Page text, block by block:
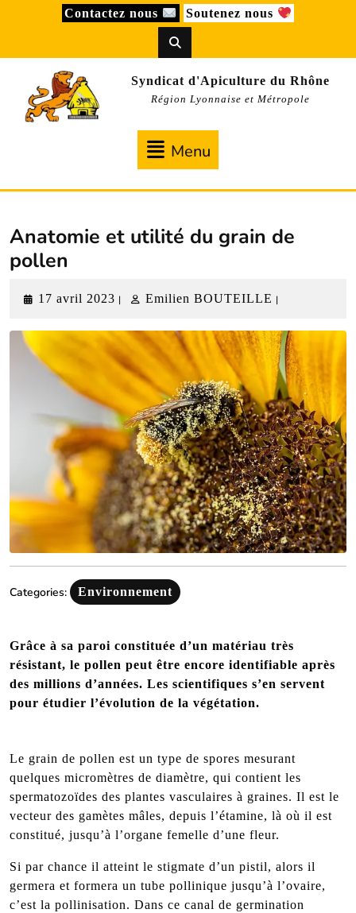
Contactez nous Soutenez nous
Syndicat d'Apiculture du Rhône
Région Lyonnaise et Métropole
Menu
Anatomie et utilité du grain de
pollen
17 avril 2023 17
2023
| Emilien BOUTEILLE Emilien
|
Categories: Environnement
Grâce à sa paroi constituée d’un matériau très
résistant, le pollen peut être encore identifiable après
des millions d’années. Les scientifiques s’en servent
pour étudier l’évolution de la végétation.
Le grain de pollen est un type de spores mesurant
quelques micromètres de diamètre, qui contient les
spermatozoïdes des plantes vasculaires à graines. Il est le
vecteur des gamètes mâles, depuis l’étamine, là où il est
constitué, jusqu’à l’organe femelle d’une fleur.
Si par chance il atteint le stigmate d’un pistil, alors il
germera et formera un tube pollinique jusqu’à l’ovaire,
c’est la pollinisation. Dans ce canal de germination